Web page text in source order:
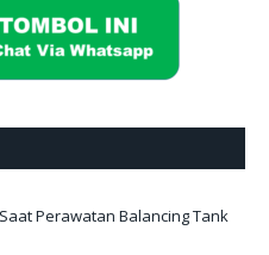
Perawatan Balancing Tank